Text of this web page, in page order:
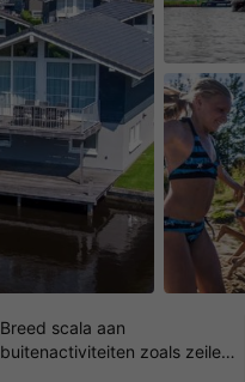
Breed scala aan
buitenactiviteiten zoals zeilen,